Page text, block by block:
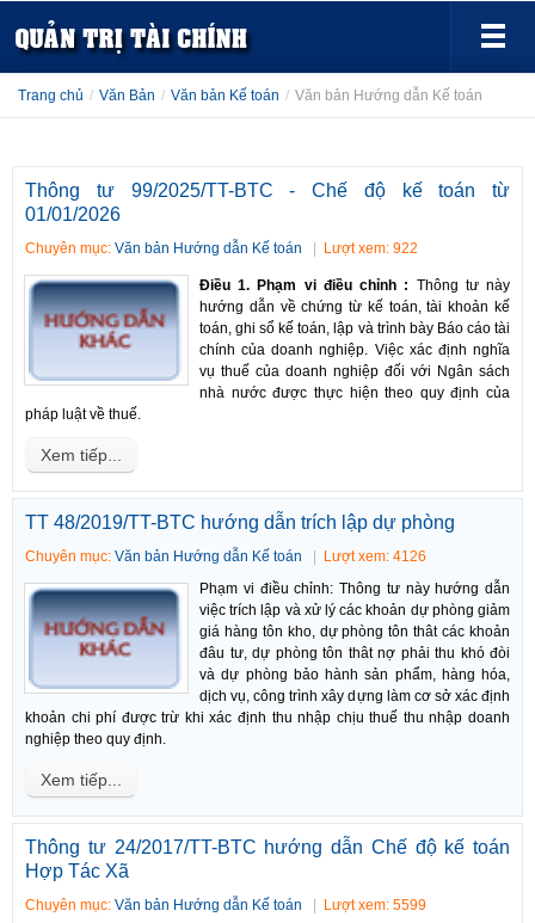
Trang chủ / Văn Bản / Văn bản Kế toán / Văn bản Hướng dẫn Kế toán
Thông tư 99/2025/TT-BTC - Chế độ kế toán từ
01/01/2026
Chuyên mục: Văn bản Hướng dẫn Kế toán Lượt xem: 922
Điều 1. Phạm vi điều chỉnh : Thông tư này
hướng dẫn về chứng từ kế toán, tài khoản kế
toán, ghi sổ kế toán, lập và trình bày Báo cáo tài
chính của doanh nghiệp. Việc xác định nghĩa
vụ thuế của doanh nghiệp đối với Ngân sách
nhà nước được thực hiện theo quy định của
pháp luật về thuế.
Xem tiếp...
TT 48/2019/TT-BTC hướng dẫn trích lập dự phòng
Chuyên mục: Văn bản Hướng dẫn Kế toán
Lượt xem: 4126
Phạm vi điều chỉnh: Thông tư này hướng dẫn
việc trích lập và xử lý các khoản dự phòng giảm
giá hàng tôn kho, dự phòng tôn thât các khoản
đâu tư, dự phòng tôn thât nợ phải thu khó đòi
và dự phòng bảo hành sản phẩm, hàng hóa,
dịch vụ, công trình xây dựng làm cơ sở xác định
khoản chi phí được trừ khi xác định thu nhập chịu thuế thu nhập doanh
nghiệp theo quy định.
Xem tiếp...
Thông tư 24/2017/TT-BTC hướng dẫn Chế độ kế toán
Hợp Tác Xã
Chuyên mục: Văn bản Hướng dẫn Kế toán
Lượt xem: 5599